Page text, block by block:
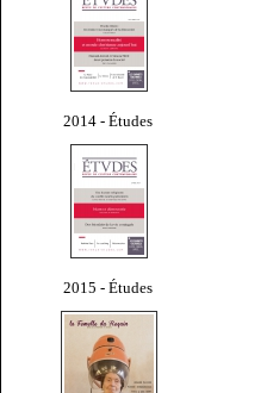
2014 - Études
2015 - Études